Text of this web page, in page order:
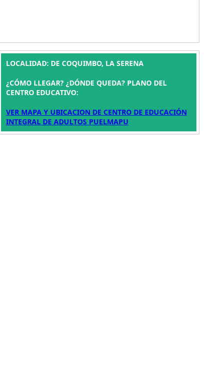
LOCALIDAD: DE COQUIMBO, LA SERENA
¿CÓMO LLEGAR? ¿DÓNDE QUEDA? PLANO DEL
CENTRO EDUCATIVO:
VER MAPA Y UBICACION DE CENTRO DE EDUCACIÓN
INTEGRAL DE ADULTOS PUELMAPU